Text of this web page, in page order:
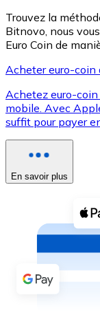
XRP
XRP
Voir toutes
Coupons
Achetez
Acheter
Virement
Trouvez la
Bitnovo, nous
Euro Coin de
Acheter euro-coin
Achetez euro-
mobile. Avec
suffit pour payer
En savoir plus